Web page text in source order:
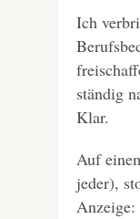
Ich
ständig
Klar.
Auf
jeder),
Anzeige: